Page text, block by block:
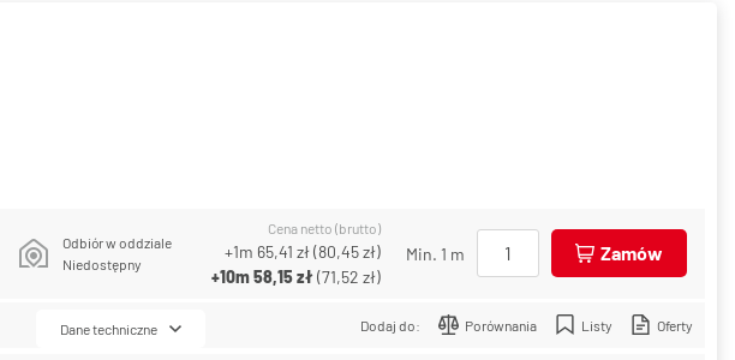
Odbiór w oddziale
Niedostępny
Cena netto (brutto)
+1m 65,41 zł(80,45 zł)
+10m58,15 zł(71,52 zł)
Min. 1 m Zamów
Dodaj do: Porównania Listy Oferty
Dane techniczne